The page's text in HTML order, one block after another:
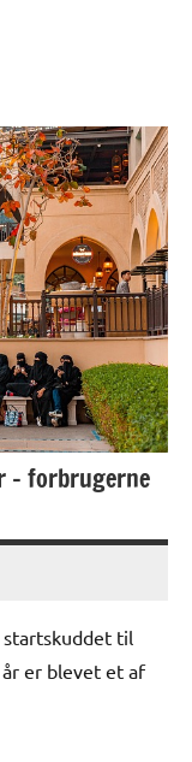
– forbrugerne
til
er blevet et af